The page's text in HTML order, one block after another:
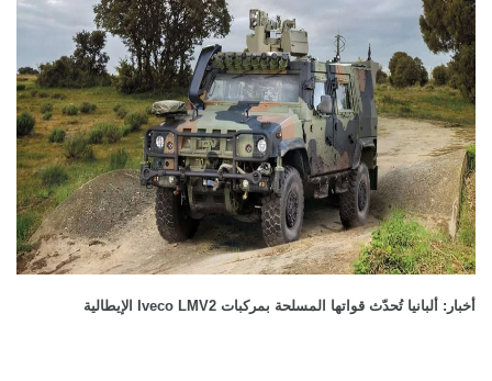
أخبار: ألبانيا تُحدّث قواتها المسلحة بمركبات Iveco LMV2 الإيطالية